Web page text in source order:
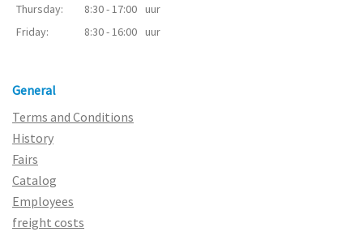
Thursday:
8:30 - 17:00 uur
Friday:
8:30 - 16:00 uur
General
Terms and Conditions
History
Fairs
Catalog
Employees
freight costs